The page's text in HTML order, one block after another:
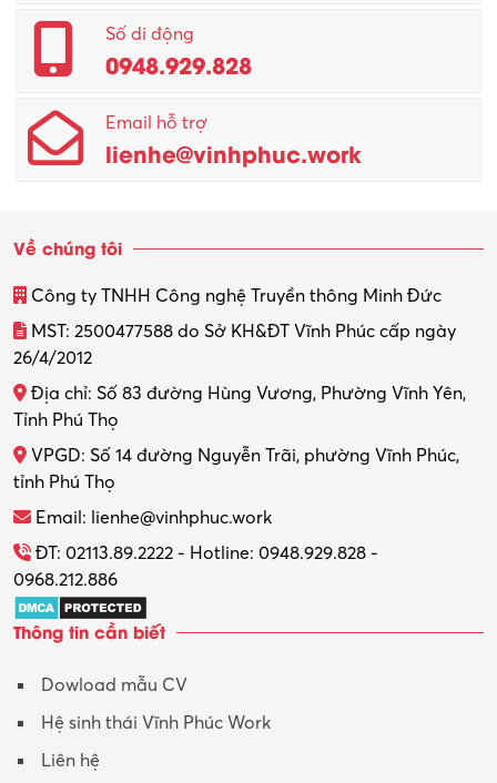
Quản lý – Giám đốc
Quản lý chất lượng – QC
Quản lý sản xuất
Quản trị kinh doanh
Thiết kế nội thất
Thợ máy – Ô tô – Xe máy
Thực tập
Tổ chức sự kiện – Quà tặng
Trợ lý
Tư vấn
Tư vấn – Kiến trúc
Số di động
0948.929.828
Email hỗ trợ
lienhe@vinhphuc.work
Về chúng tôi
Công ty TNHH Công nghệ Truyền thông Minh Đức
MST: 2500477588 do Sở KH&ĐT Vĩnh Phúc cấp ngày
26/4/2012
Địa chỉ: Số 83 đường Hùng Vương, Phường Vĩnh Yên,
Tỉnh Phú Thọ
VPGD: Số 14 đường Nguyễn Trãi, phường Vĩnh Phúc,
tỉnh Phú Thọ
Email: lienhe@vinhphuc.work
ĐT: 02113.89.2222 - Hotline: 0948.929.828 -
0968.212.886
Thông tin cần biết
Dowload mẫu CV
Hệ sinh thái Vĩnh Phúc Work
Liên hệ